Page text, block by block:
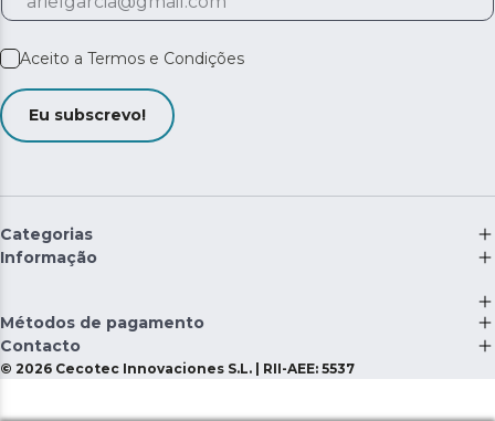
Aceito a Termos e Condições
Eu subscrevo!
Categorias
Informação
Métodos de pagamento
Contacto
© 2026 Cecotec Innovaciones S.L. | RII-AEE: 5537